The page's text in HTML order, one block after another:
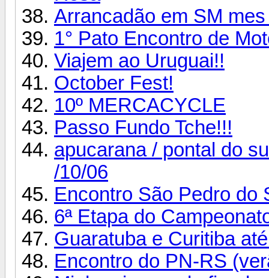
Arrancadão em SM
1° Pato Encontro de
Viajem ao Uruguai!!
October Fest!
10º MERCACYCLE
Passo Fundo Tche!!!
apucarana / pontal do
/10/06
Encontro São Pedro do
6ª Etapa do
Guaratuba e Curitiba
Encontro do PN-RS